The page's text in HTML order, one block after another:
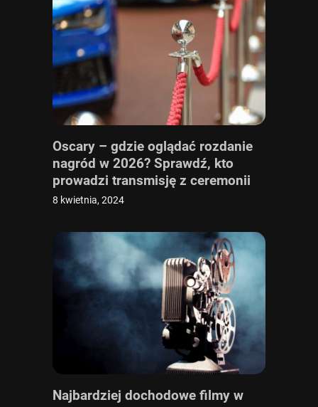
Oscary – gdzie oglądać rozdanie
nagród w 2026? Sprawdź, kto
prowadzi transmisję z ceremonii
online i w TV
8 kwietnia, 2024
Najbardziej dochodowe filmy w